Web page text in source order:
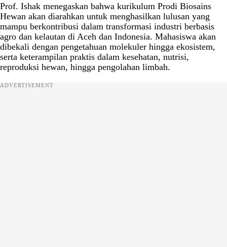
Prof. Ishak menegaskan bahwa kurikulum Prodi Biosains
Hewan akan diarahkan untuk menghasilkan lulusan yang
mampu berkontribusi dalam transformasi industri berbasis
agro dan kelautan di Aceh dan Indonesia. Mahasiswa akan
dibekali dengan pengetahuan molekuler hingga ekosistem,
serta keterampilan praktis dalam kesehatan, nutrisi,
reproduksi hewan, hingga pengolahan limbah.
ADVERTISEMENT